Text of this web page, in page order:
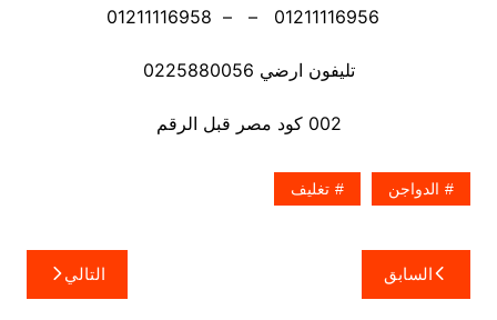
تليفون ارضي 0225880056
002 كود مصر قبل الرقم
الدواجن تغليف
تصفّح
المقالات
السابق التالي